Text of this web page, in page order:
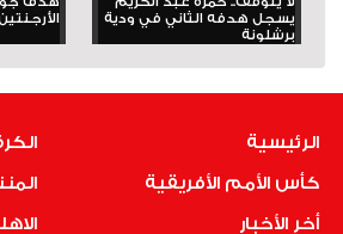
يسجل هدفه الثاني في ودية
برشلونة
الرئيسية
كأس الأمم الأفريقية
أخر الأخبار